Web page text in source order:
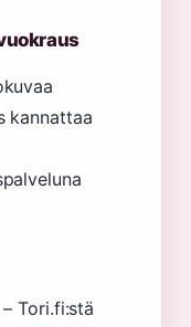
kannattaa
Tori.fi:stä